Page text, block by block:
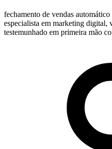
fechamento de vendas
especialista em marketing digital,
testemunhado em primeira mão